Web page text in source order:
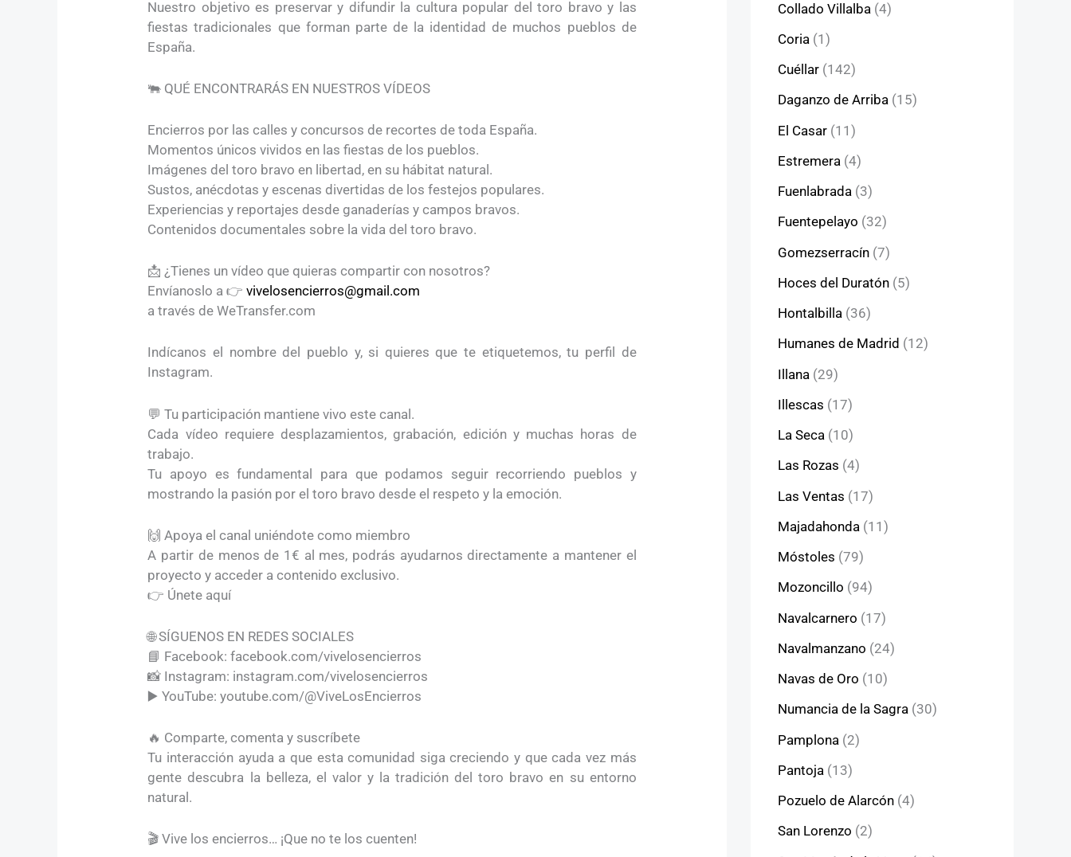
Nuestro objetivo es preservar y difundir la cultura popular del toro bravo y las
fiestas tradicionales que forman parte de la identidad de muchos pueblos de
España.
🐃 QUÉ ENCONTRARÁS EN NUESTROS VÍDEOS
Encierros por las calles y concursos de recortes de toda España.
Momentos únicos vividos en las fiestas de los pueblos.
Imágenes del toro bravo en libertad, en su hábitat natural.
Sustos, anécdotas y escenas divertidas de los festejos populares.
Experiencias y reportajes desde ganaderías y campos bravos.
Contenidos documentales sobre la vida del toro bravo.
📩 ¿Tienes un vídeo que quieras compartir con nosotros?
Envíanoslo a 👉vivelosencierros@gmail.com
a través de WeTransfer.com
Indícanos el nombre del pueblo y, si quieres que te etiquetemos, tu perfil de
Instagram.
💬 Tu participación mantiene vivo este canal.
Cada vídeo requiere desplazamientos, grabación, edición y muchas horas de
trabajo.
Tu apoyo es fundamental para que podamos seguir recorriendo pueblos y
mostrando la pasión por el toro bravo desde el respeto y la emoción.
🙌 Apoya el canal uniéndote como miembro
A partir de menos de 1€ al mes, podrás ayudarnos directamente a mantener el
proyecto y acceder a contenido exclusivo.
👉 Únete aquí
🌐 SÍGUENOS EN REDES SOCIALES
📘 Facebook: facebook.com/vivelosencierros
📸 Instagram: instagram.com/vivelosencierros
▶️ YouTube: youtube.com/@ViveLosEncierros
🔥 Comparte, comenta y suscríbete
Tu interacción ayuda a que esta comunidad siga creciendo y que cada vez más
gente descubra la belleza, el valor y la tradición del toro bravo en su entorno
natural.
🎬 Vive los encierros… ¡Que no te los cuenten!
Collado Villalba (4)
Coria (1)
Cuéllar (142)
Daganzo de Arriba (15)
El Casar (11)
Estremera (4)
Fuenlabrada (3)
Fuentepelayo (32)
Gomezserracín (7)
Hoces del Duratón (5)
Hontalbilla (36)
Humanes de Madrid (12)
Illana (29)
Illescas (17)
La Seca (10)
Las Rozas (4)
Las Ventas (17)
Majadahonda (11)
Móstoles (79)
Mozoncillo (94)
Navalcarnero (17)
Navalmanzano (24)
Navas de Oro (10)
Numancia de la Sagra (30)
Pamplona (2)
Pantoja (13)
Pozuelo de Alarcón (4)
San Lorenzo (2)